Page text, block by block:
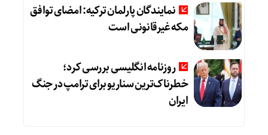
نمایندگان پارلمان ترکیه: امضای توافق
مکه غیرقانونی است
روزنامه انگلیسی بررسی کرد؛
خطرناک‌ترین سناریو برای ترامپ در جنگ
ایران